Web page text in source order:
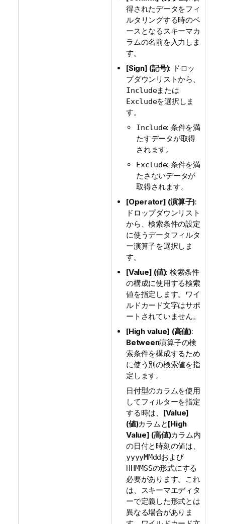
得されたデータをフィ
ルタリングする時のベ
ースとなるスキーマカ
ラムの名前を入力しま
す。
[Sign] (記号): ドロッ
プダウンリストから、
Includeまたは
Excludeを選択しま
す。
Include: 条件を満
たすデータが取得
されます。
Exclude: 条件を満
たさないデータが
取得されます。
[Operator] (演算子):
ドロップダウンリスト
から、検索条件の設定
に使うデータフィルタ
ー演算子を選択しま
す。
[Value] (値): 検索条件
の構成に使用する検索
値を指定します。ワイ
ルドカード文字はサポ
ートされていません。
[High value] (高値):
Between演算子の検
索条件を構成するため
に使う別の検索値を指
定します。
日付型のカラムを使用
してフィルターを指定
する時は、 [Value]
(値)カラムと[High
Value] (高値)カラム内
の日付と時刻の値は、
yyyyMMddおよび
HHMMSSの形式にする
必要があります。これ
は、スキーマエディタ
ーで定義した形式とは
異なる場合がありま